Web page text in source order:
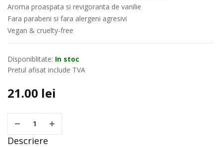
Aroma proaspata si revigoranta de vanilie
Fara parabeni si fara alergeni agresivi
Vegan & cruelty-free
Disponiblitate: In stoc
Pretul afisat include TVA
21.00 lei
Descriere